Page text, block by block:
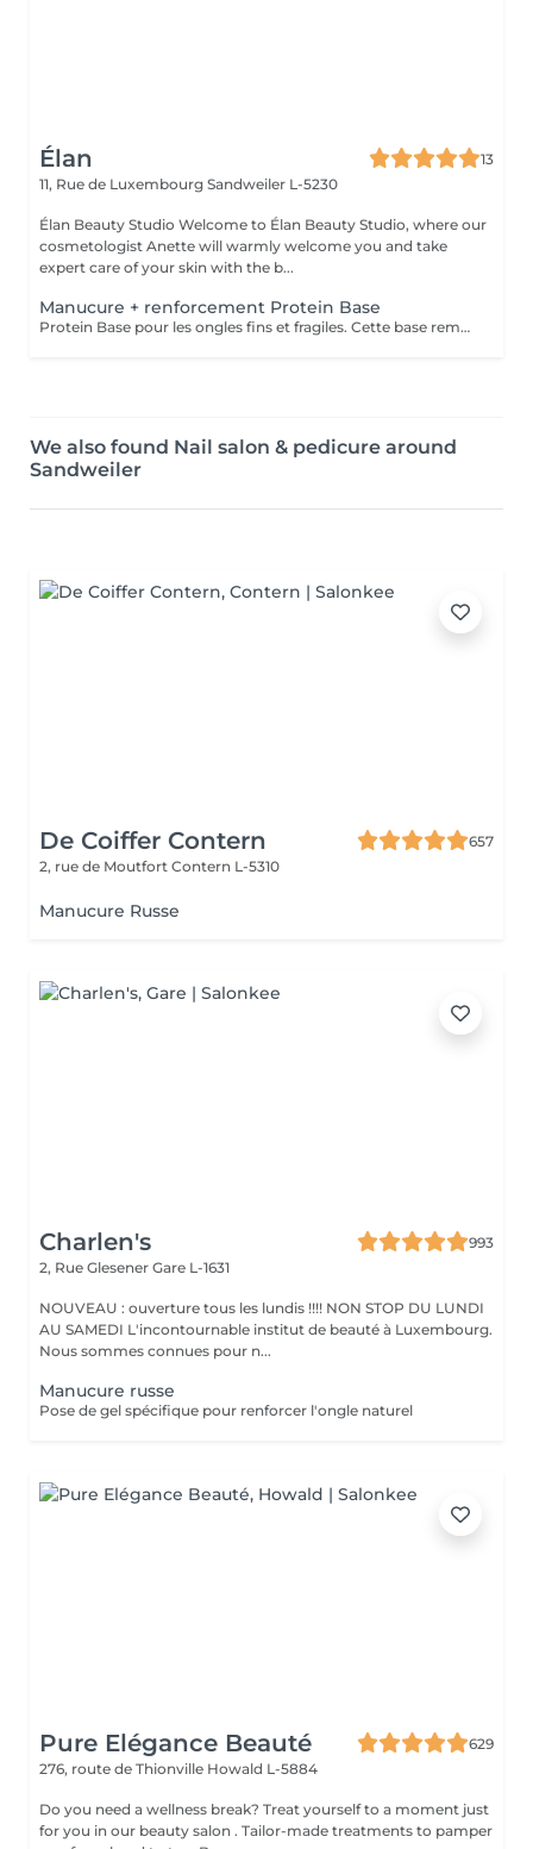
Élan
13
11, Rue de Luxembourg Sandweiler L-5230
Élan Beauty Studio Welcome to Élan Beauty Studio, where our
cosmetologist Anette will warmly welcome you and take
expert care of your skin with the b...
Manucure + renforcement Protein Base
Protein Base pour les ongles fins et fragiles. Cette base remplie de protéines ravivent et renforcent vos ongles. Il protège, renforce et restaure instantanément et au long terme les ongles. Formule douce et soignante qui protège la plaque naturelle de l ongle contre les agressions extérieures et les traumatismes mécaniques.
We also found Nail salon & pedicure around
Sandweiler
De Coiffer Contern
657
2, rue de Moutfort Contern L-5310
Manucure Russe
Charlen's
993
2, Rue Glesener Gare L-1631
NOUVEAU : ouverture tous les lundis !!!! NON STOP DU LUNDI
AU SAMEDI L'incontournable institut de beauté à Luxembourg.
Nous sommes connues pour n...
Manucure russe
Pose de gel spécifique pour renforcer l'ongle naturel
Pure Elégance Beauté
629
276, route de Thionville Howald L-5884
Do you need a wellness break? Treat yourself to a moment just
for you in our beauty salon . Tailor-made treatments to pamper